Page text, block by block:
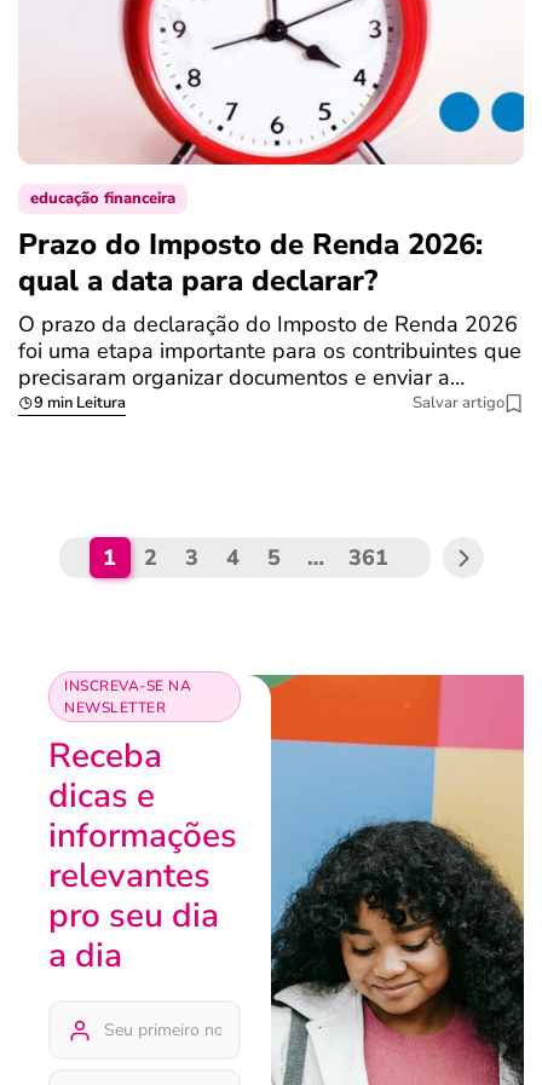
educação financeira
Prazo do Imposto de Renda 2026:
qual a data para declarar?
O prazo da declaração do Imposto de Renda 2026
foi uma etapa importante para os contribuintes que
precisaram organizar documentos e enviar a…
9 min Leitura Salvar artigo
1 2 3 4 5 … 361
INSCREVA-SE NA
NEWSLETTER
Receba
dicas e
informações
relevantes
pro seu dia
a dia